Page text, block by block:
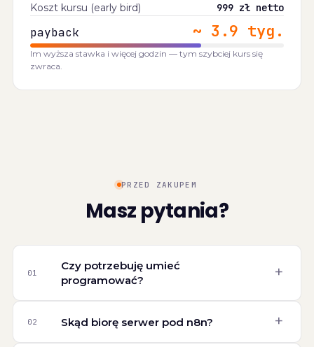
Koszt kursu (early bird)
999 zł netto
payback ~ 3.9 tyg.
Im wyższa stawka i więcej godzin — tym szybciej kurs się
zwraca.
PRZED ZAKUPEM
Masz pytania?
01
Czy potrzebuję umieć
programować?
+
02 Skąd biorę serwer pod n8n? +